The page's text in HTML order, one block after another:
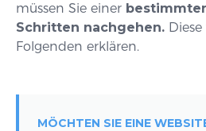
müssen Sie einer
Schritten nachgehen.
Folgenden erklären.
MÖCHTEN SIE EINE